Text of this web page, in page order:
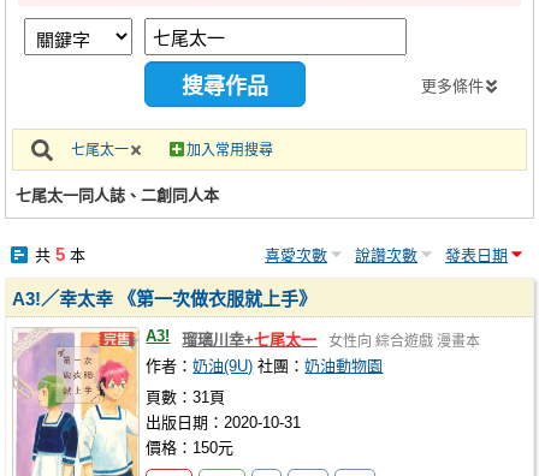
攤位轉讓區
會員中心
註冊會員
更多條件
七尾太一 加入常用搜尋
七尾太一同人誌、二創同人本
共 5本 喜愛次數 說讚次數 發表日期
A3!／幸太幸 《第一次做衣服就上手》
A3! 瑠璃川幸+七尾太一 女性向 綜合遊戲 漫畫本
作者：奶油(9U) 社團：奶油動物園
頁數：31頁
出版日期：2020-10-31
價格：150元